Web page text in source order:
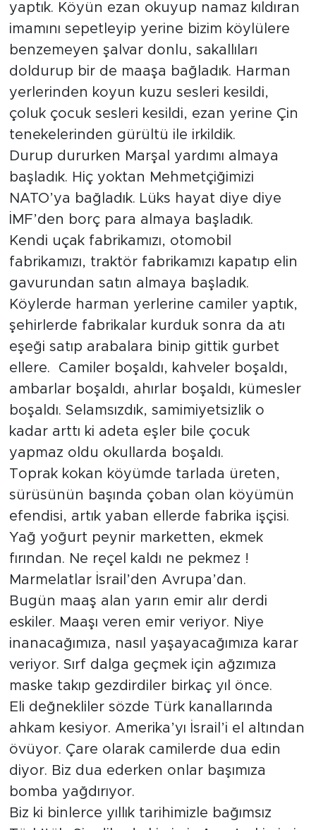
yaptık. Köyün ezan okuyup namaz kıldıran
imamını sepetleyip yerine bizim köylülere
benzemeyen şalvar donlu, sakallıları
doldurup bir de maaşa bağladık. Harman
yerlerinden koyun kuzu sesleri kesildi,
çoluk çocuk sesleri kesildi, ezan yerine Çin
tenekelerinden gürültü ile irkildik.
Durup dururken Marşal yardımı almaya
başladık. Hiç yoktan Mehmetçiğimizi
NATO’ya bağladık. Lüks hayat diye diye
İMF’den borç para almaya başladık.
Kendi uçak fabrikamızı, otomobil
fabrikamızı, traktör fabrikamızı kapatıp elin
gavurundan satın almaya başladık.
Köylerde harman yerlerine camiler yaptık,
şehirlerde fabrikalar kurduk sonra da atı
eşeği satıp arabalara binip gittik gurbet
ellere. Camiler boşaldı, kahveler boşaldı,
ambarlar boşaldı, ahırlar boşaldı, kümesler
boşaldı. Selamsızdık, samimiyetsizlik o
kadar arttı ki adeta eşler bile çocuk
yapmaz oldu okullarda boşaldı.
Toprak kokan köyümde tarlada üreten,
sürüsünün başında çoban olan köyümün
efendisi, artık yaban ellerde fabrika işçisi.
Yağ yoğurt peynir marketten, ekmek
fırından. Ne reçel kaldı ne pekmez !
Marmelatlar İsrail’den Avrupa’dan.
Bugün maaş alan yarın emir alır derdi
eskiler. Maaşı veren emir veriyor. Niye
inanacağımıza, nasıl yaşayacağımıza karar
veriyor. Sırf dalga geçmek için ağzımıza
maske takıp gezdirdiler birkaç yıl önce.
Eli değnekliler sözde Türk kanallarında
ahkam kesiyor. Amerika’yı İsrail’i el altından
övüyor. Çare olarak camilerde dua edin
diyor. Biz dua ederken onlar başımıza
bomba yağdırıyor.
Biz ki binlerce yıllık tarihimizle bağımsız